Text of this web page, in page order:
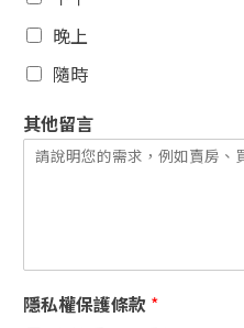
晚上
隨時
其他留言
隱私權保護條款 *